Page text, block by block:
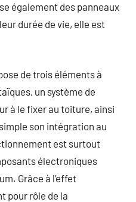
également des panneaux
durée de vie, elle est
de trois éléments à
un système de
à le fixer au toiture, ainsi
son intégration au
est surtout
électroniques
Grâce à l’effet
pour rôle de la